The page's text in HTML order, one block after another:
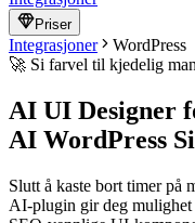
Priser
Integrasjoner
WordPress
🚀 Si farvel til kjedelig
AI UI Designer
AI WordPress
Slutt å kaste bort timer på
AI-plugin gir deg mulighet